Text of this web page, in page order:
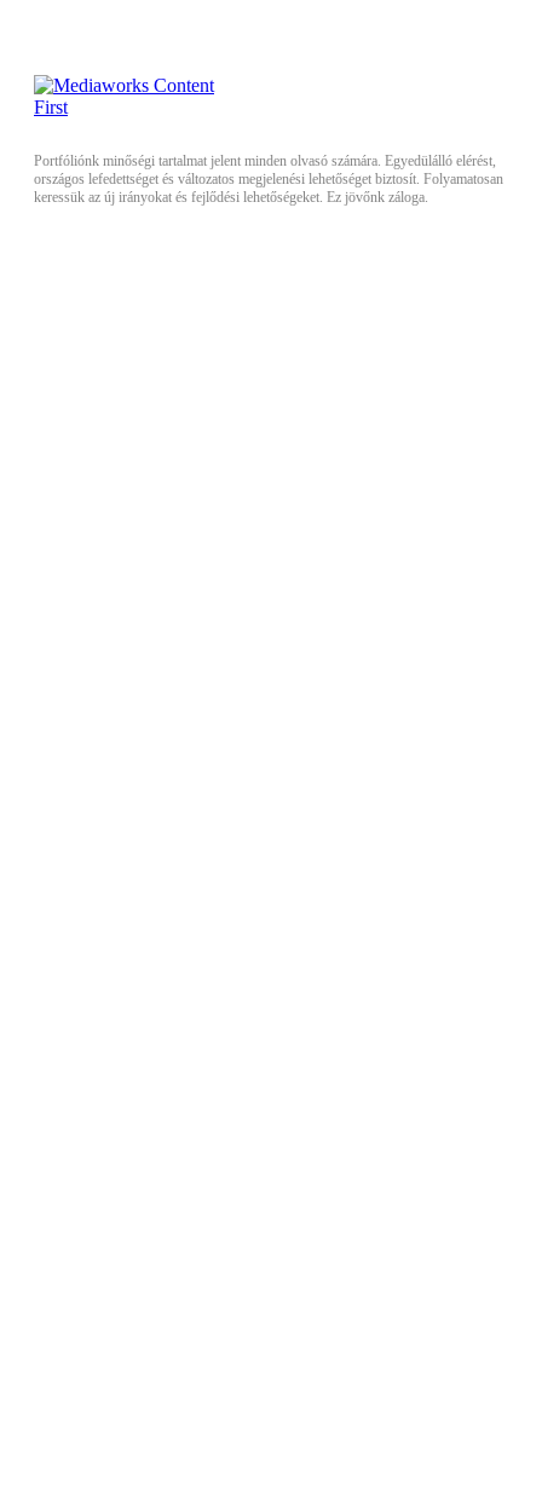
Portfóliónk minőségi tartalmat jelent minden olvasó számára. Egyedülálló elérést,
országos lefedettséget és változatos megjelenési lehetőséget biztosít. Folyamatosan
keressük az új irányokat és fejlődési lehetőségeket. Ez jövőnk záloga.